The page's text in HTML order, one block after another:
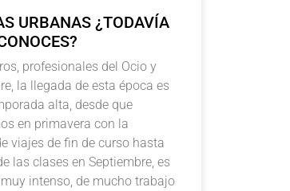
URBANAS ¿TODAVÍA
profesionales del Ocio y
la llegada de esta época es
alta, desde que
en primavera con la
viajes de fin de curso hasta
las clases en Septiembre, es
intenso, de mucho trabajo